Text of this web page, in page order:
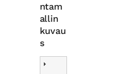
ntam
allin
kuvau
s